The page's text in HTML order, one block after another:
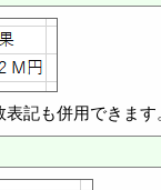
表記も併用できます